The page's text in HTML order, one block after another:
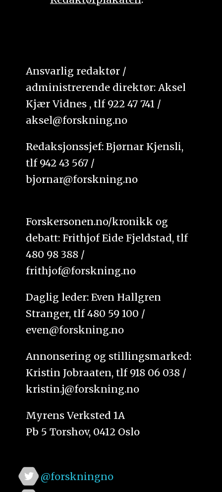
Ansvarlig redaktør /
administrerende direktør: Aksel
Kjær Vidnes , tlf 922 47 741 /
aksel@forskning.no
Redaksjonssjef: Bjørnar Kjensli,
tlf 942 43 567 /
bjornar@forskning.no
Forskersonen.no/kronikk og
debatt: Frithjof Eide Fjeldstad, tlf
480 98 388 /
frithjof@forskning.no
Daglig leder: Even Hallgren
Stranger, tlf 480 59 100 /
even@forskning.no
Annonsering og stillingsmarked:
Kristin Jobraaten, tlf 918 06 038 /
kristin.j@forskning.no
Myrens Verksted 1A
Pb 5 Torshov, 0412 Oslo
@forskningno